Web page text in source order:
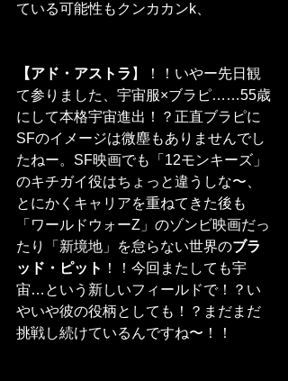
ている可能性もクンカカンk、
【アド・アストラ 】！！いやー先日観
て参りました、宇宙服×ブラピ……55歳
にして本格宇宙進出！？正直ブラピに
SFのイメージは微塵もありませんでし
たねー。SF映画でも「12モンキーズ」
のキチガイ役はちょっと違うしな〜、
とにかくキャリアを重ねてきた後も
「ワールドウォーZ」のゾンビ映画だっ
たり「新境地」を怠らない世界のブラ
ッド・ピット ！！今回またしても宇
宙…という新しいフィールドで！？い
やいや彼の役柄としても！？まだまだ
挑戦し続けているんですね〜！！